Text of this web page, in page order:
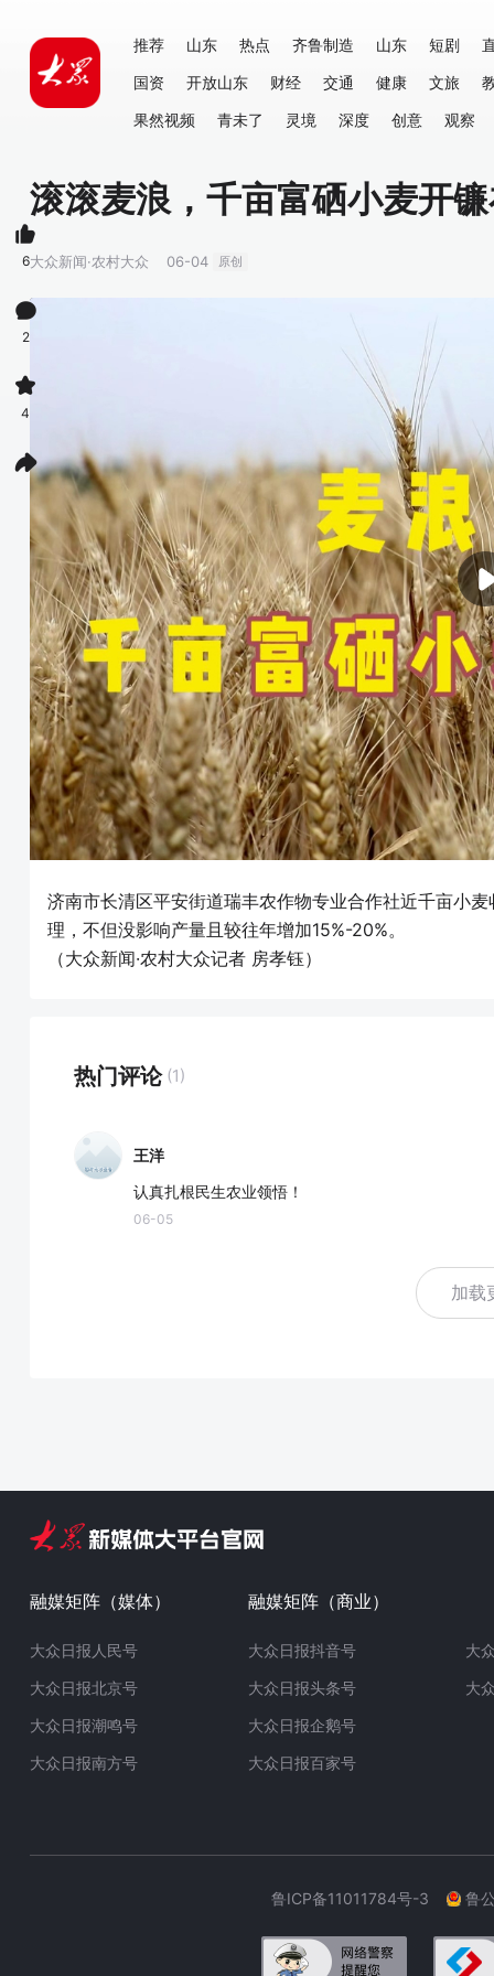
推荐 山东 热点 齐鲁制造 山东 短剧
国资
开放山东 财经 交通 健康 文旅
果然视频
青未了 灵境 深度 创意 观察
滚滚麦浪，千亩富硒小麦开
大众新闻·农村大众 06-04 原创
济南市长清区平安街道瑞丰农作物专业合作社近千亩小
理，不但没影响产量且较往年增加15%-20%。
（大众新闻·农村大众记者 房孝钰）
热门评论 (1)
王洋
认真扎根民生农业领悟！
06-05
加载
6
2
4
融媒矩阵（媒体）
大众日报人民号
大众日报北京号
大众日报潮鸣号
大众日报南方号
融媒矩阵（商业）
大众日报抖音号
大众日报头条号
大众日报企鹅号
大众日报百家号
大
大
鲁ICP备11011784号-3 鲁